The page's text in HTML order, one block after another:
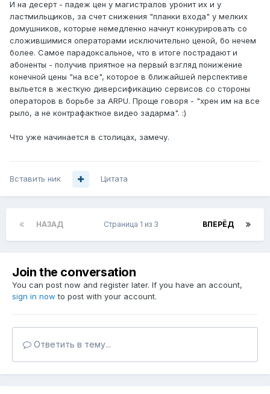
И на десерт - падеж цен у магистралов уронит их и у
ластмильщиков, за счет снижения "планки входа" у мелких
домушников, которые немедленно начнут конкурировать со
сложившимися операторами исключительно ценой, бо нечем
более. Самое парадоксальное, что в итоге пострадают и
абоненты - получив приятное на первый взгляд понижение
конечной цены "на все", которое в ближайшей перспективе
выльется в жесткую диверсификацию сервисов со стороны
операторов в борьбе за ARPU. Проще говоря - "хрен им на все
рыло, а не контрафактное видео задарма". :)
Что уже начинается в столицах, замечу.
Вставить ник Цитата
НАЗАД ВПЕРЁД
Страница 1 из 3
Join the conversation
You can post now and register later. If you have an account,
sign in now to post with your account.
Ответить в тему...